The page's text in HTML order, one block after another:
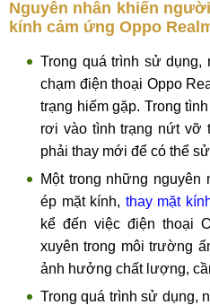
Nguyên nhân khiến
kính cảm ứng Oppo
Trong quá trình sử
chạm điện thoại Oppo
trạng hiếm gặp. Trong
rơi vào tình trạng nứt vỡ
phải thay mới để có thể
Một trong những
ép mặt kính, thay mặt
kể đến việc điện thoại
xuyên trong môi trường
ảnh hưởng chất lượng,
Trong quá trình sử dụng,